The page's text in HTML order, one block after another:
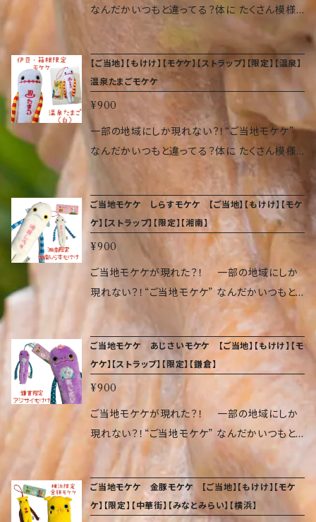
なんだかいつもと違ってる？体に たくさん模様
が入って、へんてこ具合が増し増しです。 頭には
ゴムが付いているので、いろいろなところに付け
られます。 気づくと、日本中でぞくぞく増殖して
いるかもしれません…。 サイズ（約 高14×幅5×奥
2cm） 重量 9.07 g 素材 ポリエステル、ポリス
チレン、アクリル、ゴム
【ご当地】【もけけ】【モケケ】【ストラップ】【限定】【温泉】
温泉たまごモケケ
¥900
一部の地域にしか現れない？！“ご当地モケケ”
なんだかいつもと違ってる？体に たくさん模様
が入って、へんてこ具合が増し増しです。 頭には
ゴムが付いているので、いろいろなところに付け
られます。 気づくと、日本中でぞくぞく増殖して
いるかもしれません…。 サイズ（約 高14×幅5×奥
2cm） 重量 9.07 g 素材 ポリエステル、ポリス
チレン、アクリル、ゴム
ご当地モケケ しらすモケケ 【ご当地】【もけけ】【モケ
ケ】【ストラップ】【限定】【湘南】
¥900
ご当地モケケが現れた？！ 一部の地域にしか
現れない？！“ご当地モケケ” なんだかいつもと
違ってる？体に たくさん模様が入って、へんてこ
具合が増し増しです。 頭にはゴムが付いている
ので、いろいろなところに付けられます。 気づく
と、日本中でぞくぞく増殖しているかもしれませ
ん…。 サイズ（約 高14×幅5×奥2cm） 重量 9.07
g 素材 ポリエステル、ポリスチレン、アクリル、
ゴム
ご当地モケケ あじさいモケケ 【ご当地】【もけけ】【モ
ケケ】【ストラップ】【限定】【鎌倉】
¥900
ご当地モケケが現れた？！ 一部の地域にしか
現れない？！“ご当地モケケ” なんだかいつもと
違ってる？体に たくさん模様が入って、へんてこ
具合が増し増しです。 頭にはゴムが付いている
ので、いろいろなところに付けられます。 気づく
と、日本中でぞくぞく増殖しているかもしれませ
ご当地モケケ 金豚モケケ 【ご当地】【もけけ】【モケ
ケ】【限定】【中華街】【みなとみらい】【横浜】